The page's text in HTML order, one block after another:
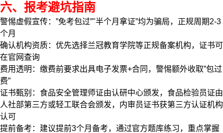
六、报考避坑指南
警惕虚假宣传：”免考包过”"半个月拿证”均为骗局，正规周期2-3
个月
确认机构资质：优先选择兰冠教育学院等正规备案机构，证书可
在官网查询
费用透明：缴费前要求出具电子发票+合同，警惕额外收取”包过
费”
证书甄别：食品安全管理师证由认研中心颁发，食品检验员证由
人社部第三方或轻工联合会颁发，内审员证书获第三方认证机构
认可
提前备考：建议提前3个月备考，通过官方题库练习，重点掌握